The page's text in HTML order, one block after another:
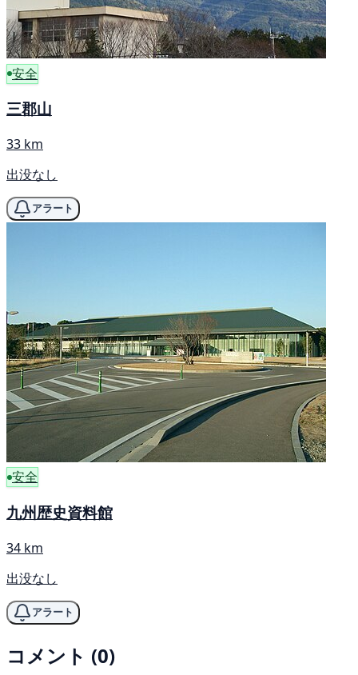
安全
三郡山
33 km
出没なし
アラート
安全
九州歴史資料館
34 km
出没なし
アラート
コメント (0)